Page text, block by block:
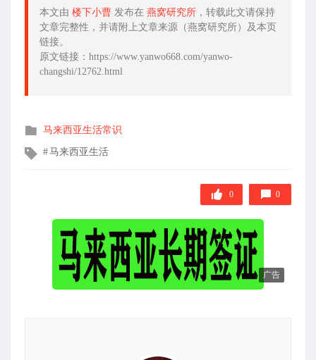
本文由 楼下小曹 发布在 燕窝研究所 ，转载此文请保持
文章完整性，并请附上文章来源（燕窝研究所）及本页
链接。
原文链接：https://www.yanwo668.com/yanwo-
changshi/12762.html
发
在
马来西亚生活常识
文马来西亚生活
0 0
广告